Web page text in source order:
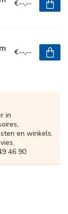
€--,--
€--,--
in
en winkels.
46 90